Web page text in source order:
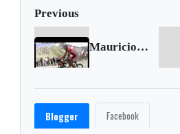
Previous
Mauricio Soler una historia de vida que merece ser contada
Blogger Facebook